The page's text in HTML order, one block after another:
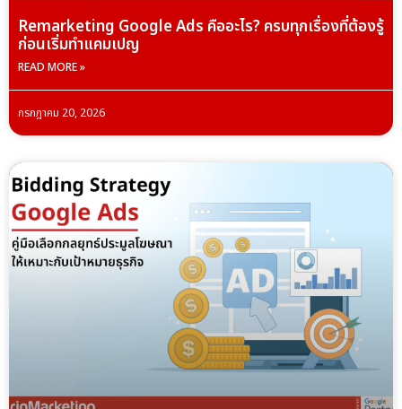
Remarketing Google Ads คืออะไร? ครบทุกเรื่องที่ต้องรู้
ก่อนเริ่มทำแคมเปญ
READ MORE »
กรกฎาคม 20, 2026